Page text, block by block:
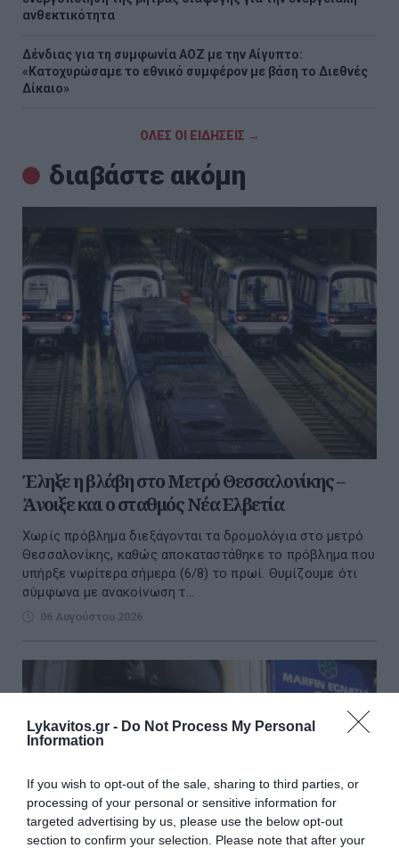
Lykavitos.gr - Do Not Process My Personal
Information
If you wish to opt-out of the sale, sharing to third parties, or
processing of your personal or sensitive information for
targeted advertising by us, please use the below opt-out
section to confirm your selection. Please note that after your
ανθεκτικότητα
Δένδιας για τη συμφωνία ΑΟΖ με την Αίγυπτο:
«Κατοχυρώσαμε το εθνικό συμφέρον με βάση το Διεθνές
Δίκαιο»
ΟΛΕΣ ΟΙ ΕΙΔΗΣΕΙΣ →
διαβάστε ακόμη
Έληξε η βλάβη στο Μετρό Θεσσαλονίκης –
Άνοιξε και ο σταθμός Νέα Ελβετία
Χωρίς πρόβλημα διεξάγονται τα δρομολόγια στο μετρό
Θεσσαλονίκης, καθώς αποκαταστάθηκε το πρόβλημα που
υπήρξε νωρίτερα σήμερα (6/8) το πρωί. Θυμίζουμε ότι
σύμφωνα με ανακοίνωση τ...
06 Αυγούστου 2026